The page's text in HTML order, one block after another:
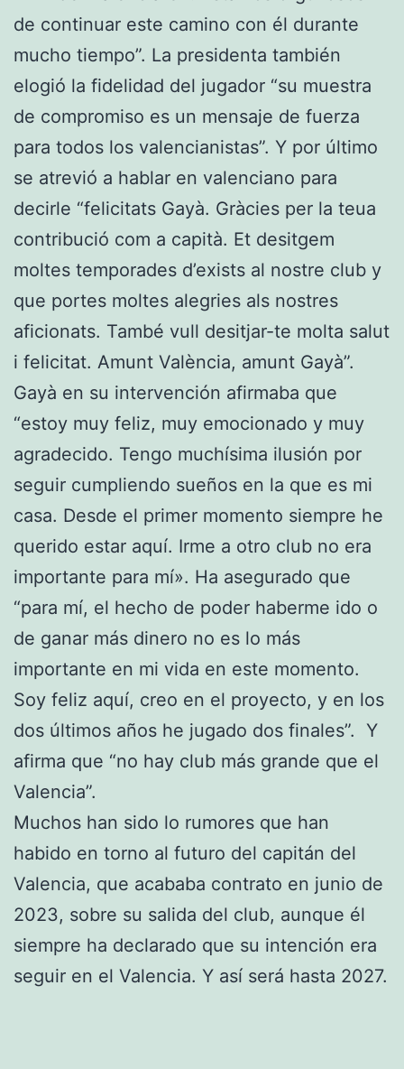
de continuar este camino con él durante
mucho tiempo”. La presidenta también
elogió la fidelidad del jugador “su muestra
de compromiso es un mensaje de fuerza
para todos los valencianistas”. Y por último
se atrevió a hablar en valenciano para
decirle “felicitats Gayà. Gràcies per la teua
contribució com a capità. Et desitgem
moltes temporades d’exists al nostre club y
que portes moltes alegries als nostres
aficionats. També vull desitjar-te molta salut
i felicitat. Amunt València, amunt Gayà”.
Gayà en su intervención afirmaba que
“estoy muy feliz, muy emocionado y muy
agradecido. Tengo muchísima ilusión por
seguir cumpliendo sueños en la que es mi
casa. Desde el primer momento siempre he
querido estar aquí. Irme a otro club no era
importante para mí». Ha asegurado que
“para mí, el hecho de poder haberme ido o
de ganar más dinero no es lo más
importante en mi vida en este momento.
Soy feliz aquí, creo en el proyecto, y en los
dos últimos años he jugado dos finales”. Y
afirma que “no hay club más grande que el
Valencia”.
Muchos han sido lo rumores que han
habido en torno al futuro del capitán del
Valencia, que acababa contrato en junio de
2023, sobre su salida del club, aunque él
siempre ha declarado que su intención era
seguir en el Valencia. Y así será hasta 2027.